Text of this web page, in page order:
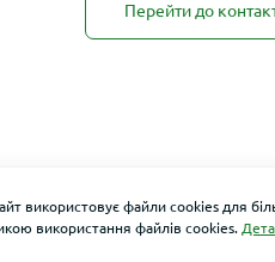
Перейти до
використовує файли cookies для
використання файлів cookies.